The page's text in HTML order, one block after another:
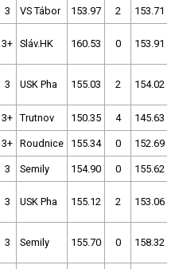
3 VS Tábor 153.97 2 153.71
3+ Sláv.HK 160.53 0 153.91
3 USK Pha 155.03 2 154.02
3+ Trutnov 150.35 4 145.63
3+ Roudnice 155.34 0 152.69
3 Semily 154.90 0 155.62
3 USK Pha 155.12 2 153.06
3 Semily 155.70 0 158.32